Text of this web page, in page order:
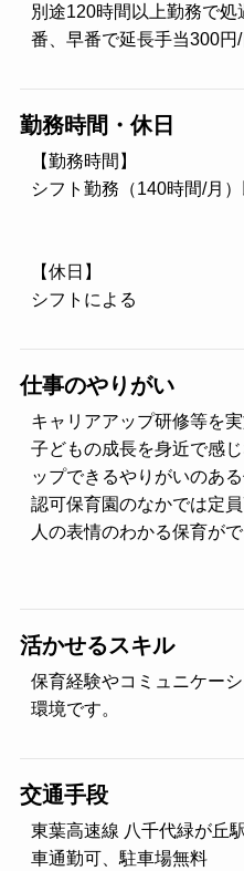
別途120時間以上勤務で
番、早番で延長手当300円
勤務時間・休日
【勤務時間】
シフト勤務（140時間/月
【休日】
シフトによる
仕事のやりがい
キャリアアップ研修等を実
子どもの成長を身近で感
ップできるやりがいのある
認可保育園のなかでは定
人の表情のわかる保育がで
活かせるスキル
保育経験やコミュニケー
環境です。
交通手段
東葉高速線 八千代緑が丘
車通勤可、駐車場無料